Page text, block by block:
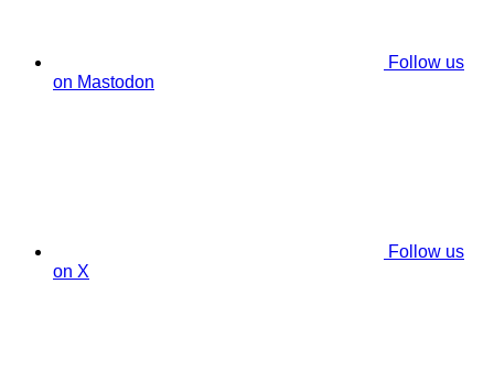
Follow us
on Mastodon
Follow us
on X